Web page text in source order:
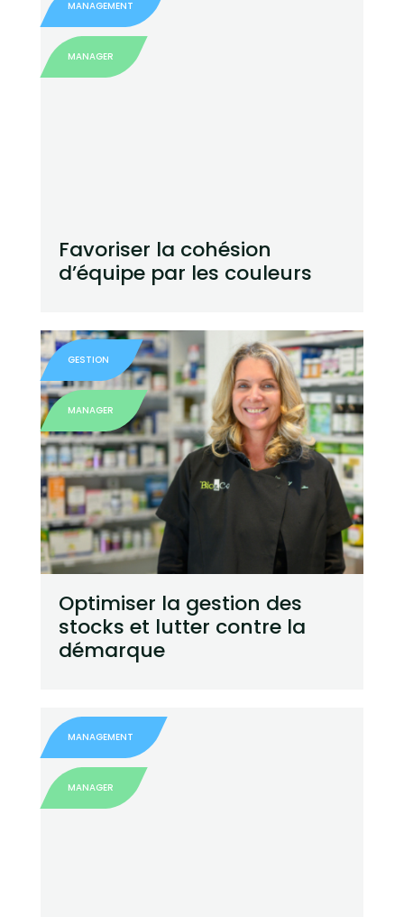
MANAGEMENT
MANAGER
Favoriser la cohésion
d’équipe par les couleurs
GESTION
MANAGER
Optimiser la gestion des
stocks et lutter contre la
démarque
MANAGEMENT
MANAGER